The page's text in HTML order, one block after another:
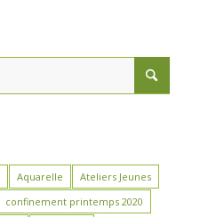
Aquarelle
Ateliers Jeunes
confinement printemps 2020